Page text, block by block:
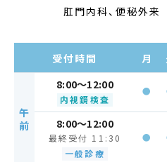
肛門内科、便秘外来
受付時間 月
午
前
8:00～12:00
内視鏡検査
●
8:00～12:00
最終受付 11:30
一般診療
●